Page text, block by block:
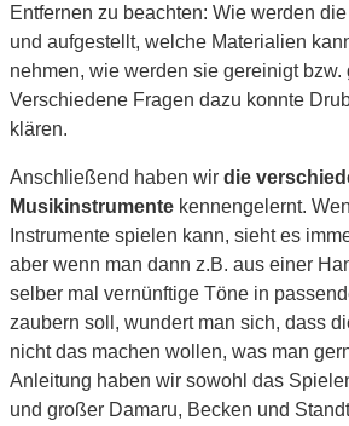
Entfernen zu beachten: Wie werden
und aufgestellt, welche Materialien
nehmen, wie werden sie gereinigt bzw.
Verschiedene Fragen dazu konnte
klären.
Anschließend haben wir die
Musikinstrumente kennengelernt.
Instrumente spielen kann, sieht es
aber wenn man dann z.B. aus einer
selber mal vernünftige Töne in
zaubern soll, wundert man sich, dass
nicht das machen wollen, was man
Anleitung haben wir sowohl das
und großer Damaru, Becken und